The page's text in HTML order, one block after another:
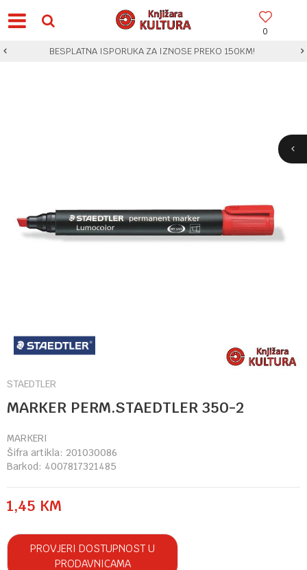
0
BESPLATNA ISPORUKA ZA IZNOSE PREKO 150KM!
STAEDTLER
MARKER PERM.STAEDTLER 350-2
MARKERI
Šifra artikla: 201030086
Barkod: 4007817321485
1,45 KM
PROVJERI DOSTUPNOST U
PRODAVNICAMA